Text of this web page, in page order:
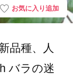
お気に入り追加
品種、人
バラの迷